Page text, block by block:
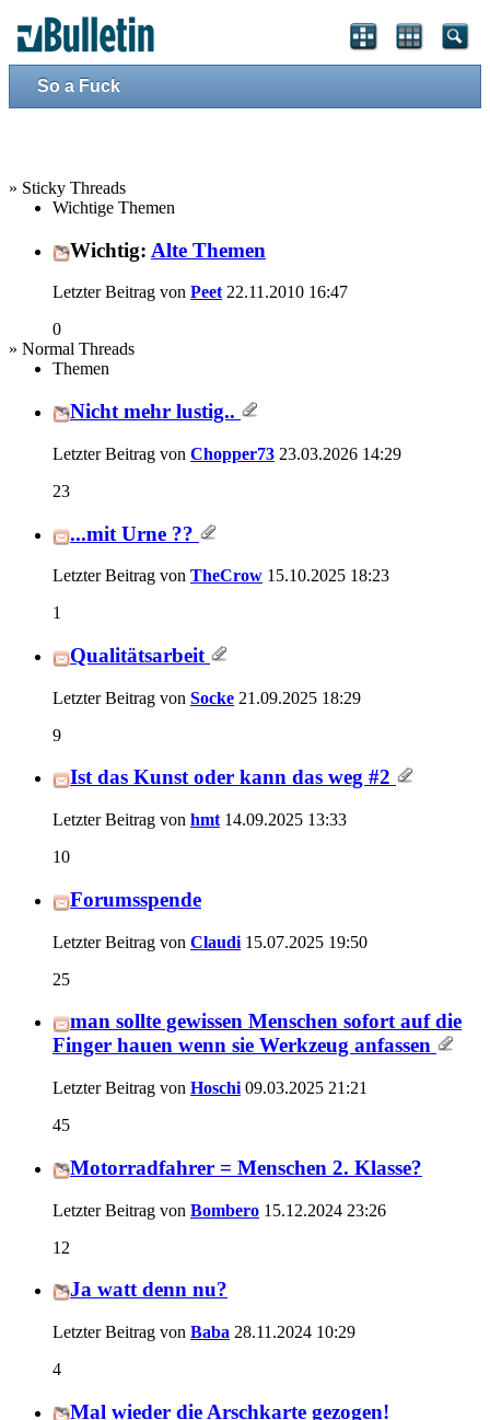
So a Fuck
» Sticky Threads
Wichtige Themen
Wichtig: Alte Themen
Letzter Beitrag von Peet22.11.2010 16:47
0
» Normal Threads
Themen
Nicht mehr lustig..
Letzter Beitrag von Chopper73 23.03.2026 14:29
23
...mit Urne ??
Letzter Beitrag von TheCrow 15.10.2025 18:23
1
Qualitätsarbeit
Letzter Beitrag von Socke 21.09.2025 18:29
9
Ist das Kunst oder kann das weg #2
Letzter Beitrag von hmt 14.09.2025 13:33
10
Forumsspende
Letzter Beitrag von Claudi 15.07.2025 19:50
25
man sollte gewissen Menschen sofort auf die
Finger hauen wenn sie Werkzeug anfassen
Letzter Beitrag von Hoschi 09.03.2025 21:21
45
Motorradfahrer = Menschen 2. Klasse?
Letzter Beitrag von Bombero 15.12.2024 23:26
12
Ja watt denn nu?
Letzter Beitrag von Baba 28.11.2024 10:29
4
Mal wieder die Arschkarte gezogen!